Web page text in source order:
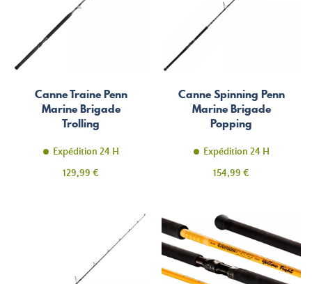
Canne Traine Penn
Marine Brigade
Trolling
Expédition 24 H
Prix
129,99 €
Canne Spinning Penn
Marine Brigade
Popping
Expédition 24 H
Prix
154,99 €